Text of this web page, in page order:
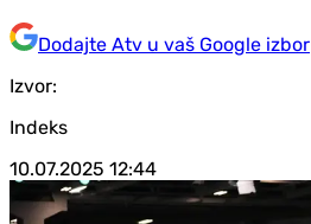
Dodajte Atv u vaš Google izbor
Izvor:
Indeks
10.07.2025 12:44